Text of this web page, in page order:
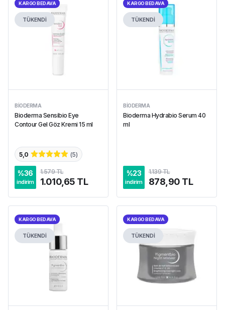
KARGO BEDAVA
TÜKENDİ
BIODERMA
Bioderma Sensibio Eye
Contour Gel Göz Kremi 15 ml
5,0 (5)
%36
indirim
1.579 TL
1.010,65 TL
KARGO BEDAVA
TÜKENDİ
BIODERMA
Bioderma Hydrabio Serum 40
ml
%23
indirim
1.139 TL
878,90 TL
KARGO BEDAVA
TÜKENDİ
KARGO BEDAVA
TÜKENDİ